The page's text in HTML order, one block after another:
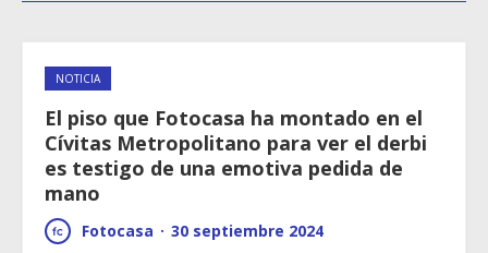
NOTICIA
El piso que Fotocasa ha montado en el
Cívitas Metropolitano para ver el derbi
es testigo de una emotiva pedida de
mano
Fotocasa · 30 septiembre 2024